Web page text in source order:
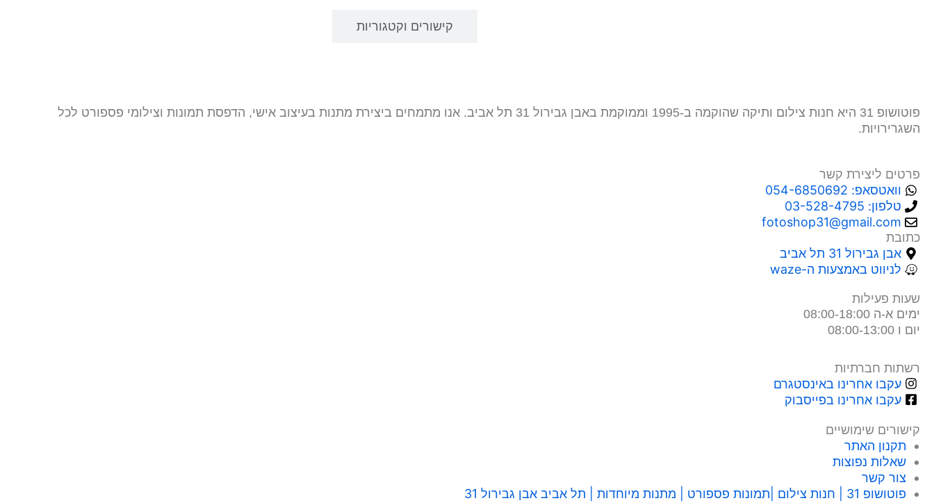
קישורים וקטגוריות
פוטושופ 31 היא חנות צילום ותיקה שהוקמה ב-1995 וממוקמת באבן גבירול 31 תל אביב. אנו מתמחים ביצירת מתנות בעיצוב אישי, הדפסת תמונות וצילומי פספורט לכל
השגרירויות.
פרטים ליצירת קשר
וואטסאפ: 054-6850692
טלפון: 03-528-4795
fotoshop31@gmail.com
כתובת
אבן גבירול 31 תל אביב
לניווט באמצעות ה-waze
שעות פעילות
ימים א-ה 08:00-18:00
יום ו 08:00-13:00
רשתות חברתיות
עקבו אחרינו באינסטגרם
עקבו אחרינו בפייסבוק
קישורים שימושיים
תקנון האתר
שאלות נפוצות
צור קשר
פוטושופ 31 | חנות צילום |תמונות פספורט | מתנות מיוחדות | תל אביב אבן גבירול 31